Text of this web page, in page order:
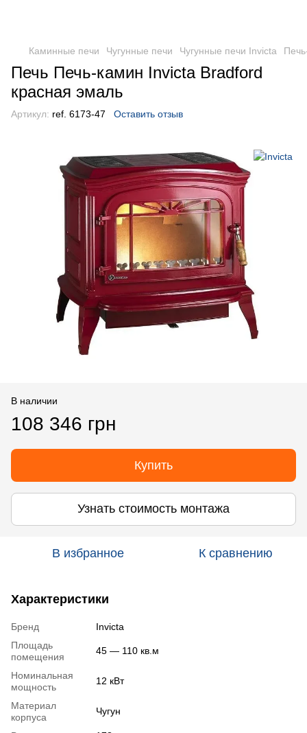
Каминные печи Чугунные печи Чугунные печи Invicta
Печь Печь-камин Invicta Bradford
красная эмаль
Артикул: ref. 6173-47 Оставить отзыв
В наличии
108 346 грн
Купить
Узнать стоимость монтажа
В избранное К сравнению
Характеристики
Бренд
Invicta
Площадь
помещения
45 — 110 кв.м
Номинальная
мощность
12 кВт
Материал
корпуса
Чугун